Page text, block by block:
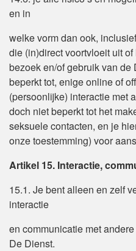
en in
welke vorm dan ook,
die (in)direct voortvloeit uit
bezoek en/of gebruik van
beperkt tot, enige online of
(persoonlijke) interactie met
doch niet beperkt tot het
seksuele contacten, en je
onze toestemming) voor
Artikel 15. Interactie,
15.1. Je bent alleen en zelf
interactie
en communicatie met
De Dienst.